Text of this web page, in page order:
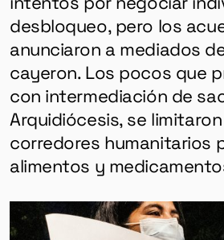
desbloqueo, pero los
anunciaron a mediados
cayeron. Los pocos que
con intermediación de
Arquidiócesis, se
corredores humanitarios
alimentos y